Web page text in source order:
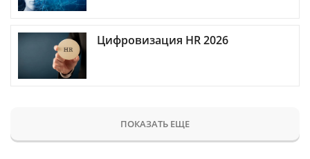
Цифровизация HR 2026
ПОКАЗАТЬ ЕЩЕ